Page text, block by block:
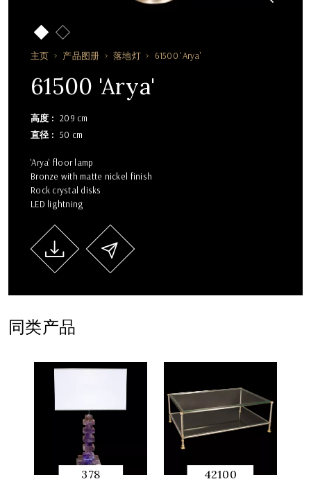
主页 产品图册 落地灯 61500 'Arya'
61500 'Arya'
高度
209 cm
直径
50 cm
'Arya' floor lamp
Bronze with matte nickel finish
Rock crystal disks
LED lightning
同类产品
378 42100